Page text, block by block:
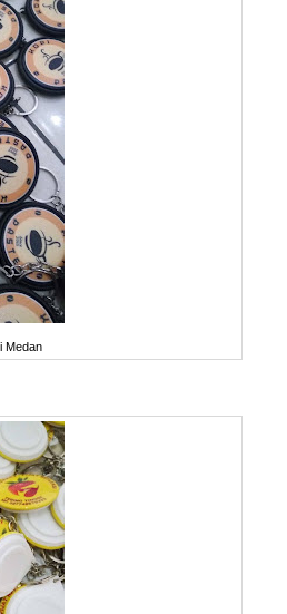
Medan